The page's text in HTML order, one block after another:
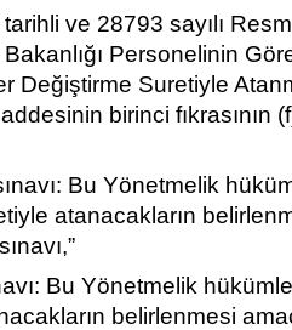
ve 28793 sayılı
Personelinin
Değiştirme Suretiyle
birinci fıkrasının
Bu Yönetmelik
atanacakların
Bu Yönetmelik
belirlenmesi